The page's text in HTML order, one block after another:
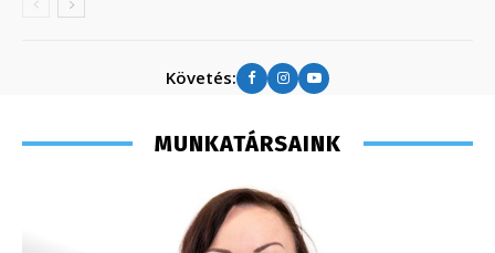
Követés:
MUNKATÁRSAINK